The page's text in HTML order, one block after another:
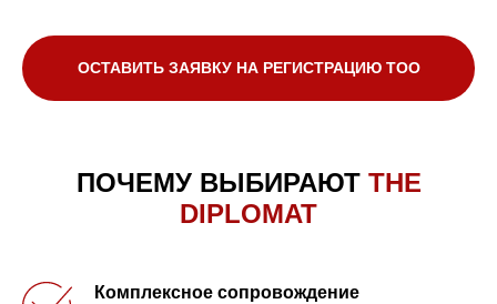
ОСТАВИТЬ ЗАЯВКУ НА РЕГИСТРАЦИЮ ТОО
ПОЧЕМУ ВЫБИРАЮТ THE
DIPLOMAT
Комплексное сопровождение